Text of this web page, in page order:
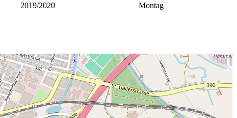
2019/2020 Montag